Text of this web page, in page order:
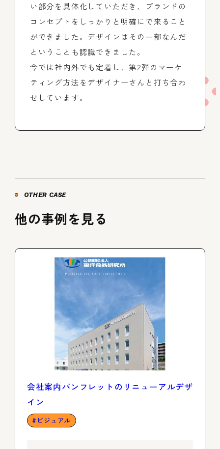
い部分を具体化していただき、ブランドの
コンセプトをしっかりと明確にで来ること
ができました。デザインはその一部なんだ
ということも認識できました。
今では社内外でも定着し、第2弾のマーケ
ティング方法をデザイナーさんと打ち合わ
せしています。
OTHER CASE
他の事例を見る
会社案内パンフレットのリニューアルデザ
イン
ビジュアル